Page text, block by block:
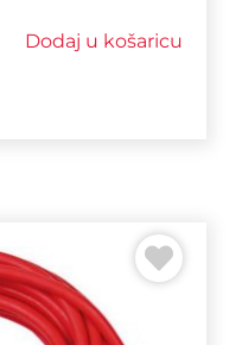
Dodaj u košaricu